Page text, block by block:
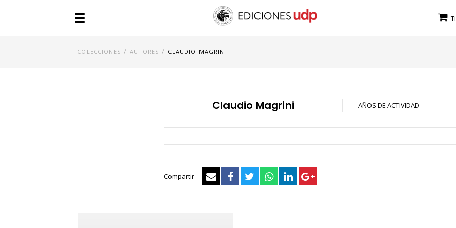
COLECCIONES / AUTORES / CLAUDIO MAGRINI
Claudio Magrini AÑOS DE ACTIVIDAD
Compartir